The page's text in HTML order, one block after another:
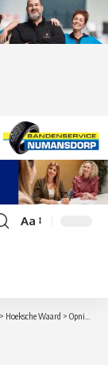
Lettergrootte
Aa
> Hoeksche Waard > Opnieuw geen promotie: strafschoppen bezorgen ’s-Gravendeel wederom bittere teleurstelling